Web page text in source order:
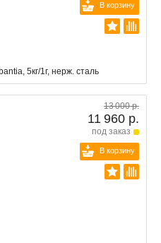
В корзину
5кг/1г, нерж. сталь
13 000 р.
11 960 р.
под заказ
В корзину